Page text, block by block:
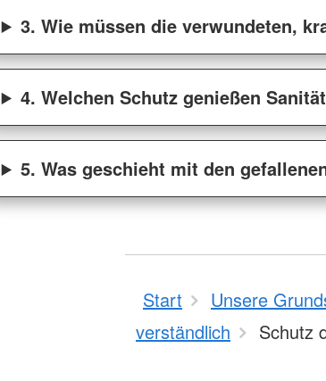
3. Wie müssen die verwundeten,
4. Welchen Schutz genießen
5. Was geschieht mit den
Start Unsere
verständlich
Schutz